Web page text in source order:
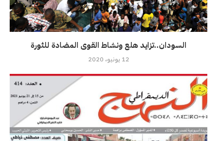
السودان..تزايد هلع ونشاط القوى المضادة للثورة
12 يونيو، 2020